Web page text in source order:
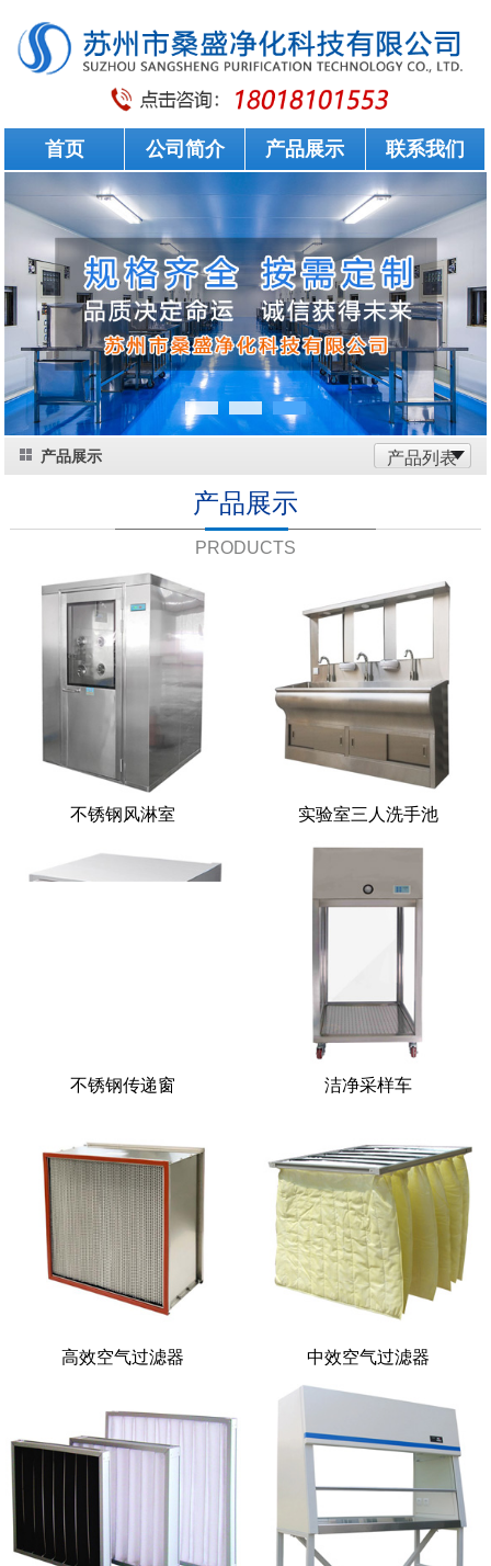
首页 公司简介 产品展示 联系我们
产品展示 产品列表
产品展示
PRODUCTS
不锈钢风淋室 实验室三人洗手池
不锈钢传递窗 洁净采样车
高效空气过滤器 中效空气过滤器